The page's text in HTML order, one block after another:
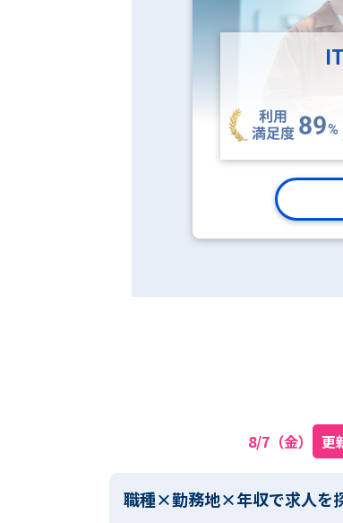
8/7（金） 更
職種×勤務地×年収で求人を